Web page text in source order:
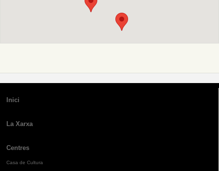
Inici
La Xarxa
Centres
Casa de Cultura